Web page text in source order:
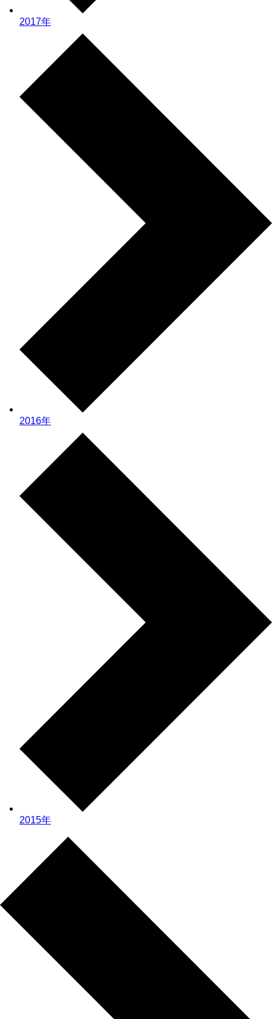
2017年
2016年
2015年